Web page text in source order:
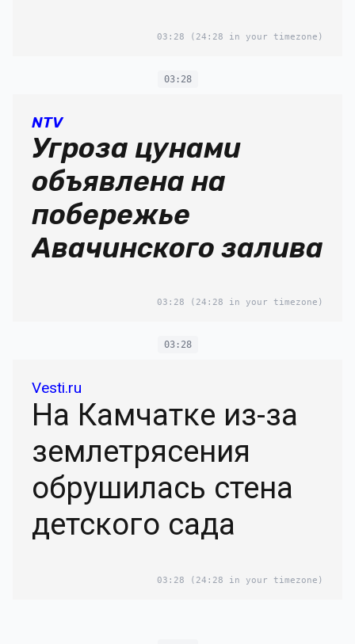
03:28 (24:28 in your timezone)
03:28
NTV
Угроза цунами
объявлена на
побережье
Авачинского залива
03:28 (24:28 in your timezone)
03:28
Vesti.ru
На Камчатке из-за
землетрясения
обрушилась стена
детского сада
03:28 (24:28 in your timezone)